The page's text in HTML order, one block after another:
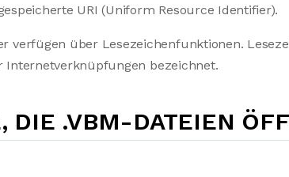
URI (Uniform Resource Identifier).
verfügen über Lesezeichenfunktionen.
Internetverknüpfungen bezeichnet.
DIE .VBM-DATEIEN